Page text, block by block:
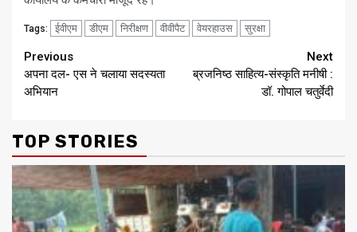
Tags: ईवीएम डीएम निरीक्षण वीवीपैट वेयरहाउस सुरक्षा
Continue
Reading
Previous
अपना दल- एस ने चलाया सदस्यता
अभियान
Next
ब्रजनिष्ठ साहित्य-संस्कृति मनीषी :
डॉ. गोपाल चतुर्वेदी
TOP STORIES